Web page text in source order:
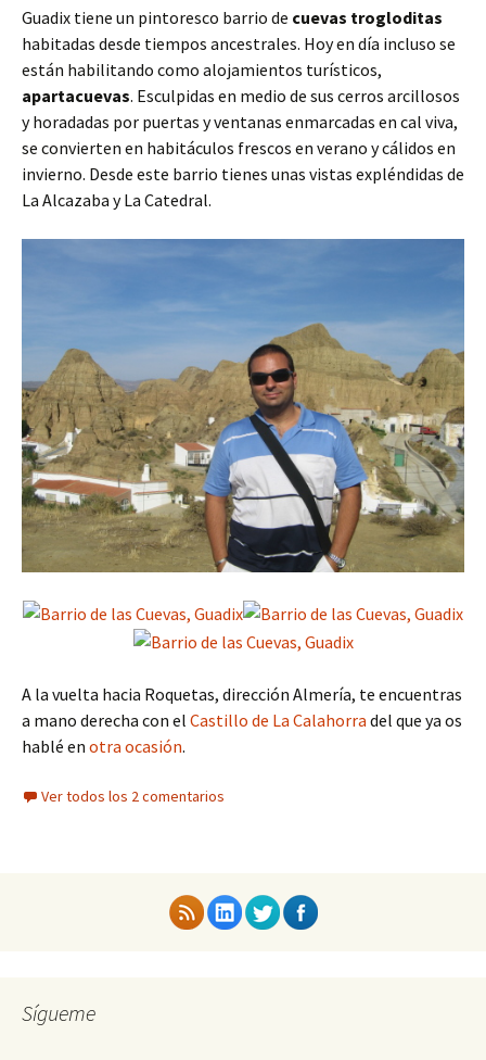
Guadix tiene un pintoresco barrio de cuevas trogloditas
habitadas desde tiempos ancestrales. Hoy en día incluso se
están habilitando como alojamientos turísticos,
apartacuevas. Esculpidas en medio de sus cerros arcillosos
y horadadas por puertas y ventanas enmarcadas en cal viva,
se convierten en habitáculos frescos en verano y cálidos en
invierno. Desde este barrio tienes unas vistas expléndidas de
La Alcazaba y La Catedral.
A la vuelta hacia Roquetas, dirección Almería, te encuentras
a mano derecha con el Castillo de La Calahorra del que ya os
hablé en otra ocasión.
Ver todos los 2 comentarios
Sígueme